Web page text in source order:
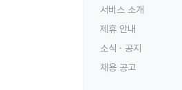
서비스 소개
제휴 안내
소식 · 공지
채용 공고